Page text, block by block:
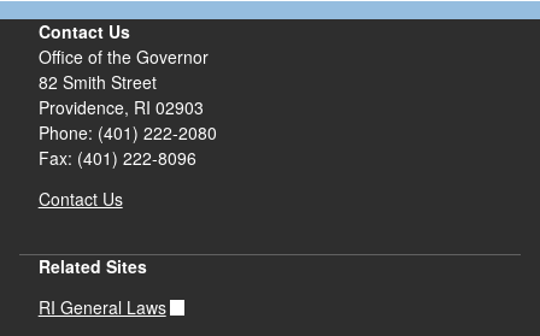
Contact Us
Office of the Governor
82 Smith Street
Providence, RI 02903
Phone: (401) 222-2080
Fax: (401) 222-8096
Contact Us
Related Sites
RI General Laws